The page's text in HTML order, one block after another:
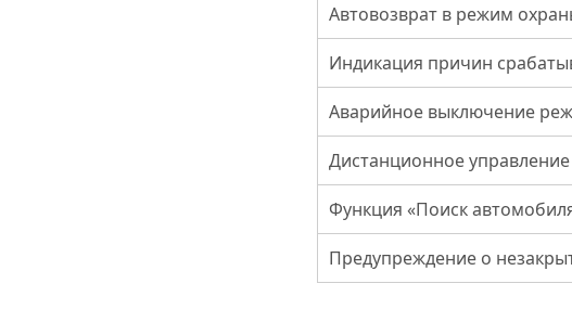
Автовозврат в режим
Индикация причин
Аварийное выключение
Дистанционное
Функция «Поиск
Предупреждение о